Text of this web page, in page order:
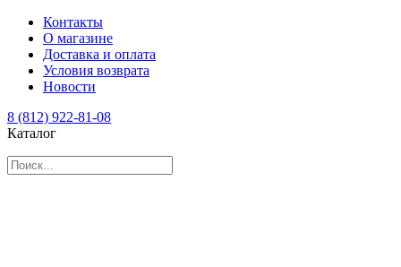
Контакты
О магазине
Доставка и оплата
Условия возврата
Новости
8 (812) 922-81-08
Каталог